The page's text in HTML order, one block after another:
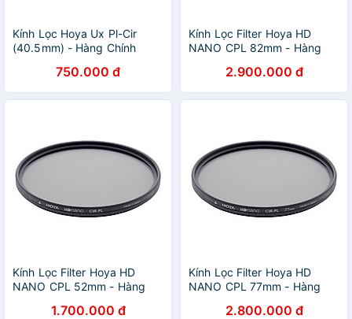
Kính Lọc Hoya Ux Pl-Cir
(40.5mm) - Hàng Chính
750.000 đ
Kính Lọc Filter Hoya HD
NANO CPL 82mm - Hàng
2.900.000 đ
Kính Lọc Filter Hoya HD
NANO CPL 52mm - Hàng
1.700.000 đ
Kính Lọc Filter Hoya HD
NANO CPL 77mm - Hàng
2.800.000 đ